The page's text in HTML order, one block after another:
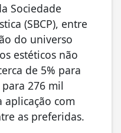
Sociedade
(SBCP), entre
do universo
estéticos não
de 5% para
276 mil
aplicação com
as preferidas.